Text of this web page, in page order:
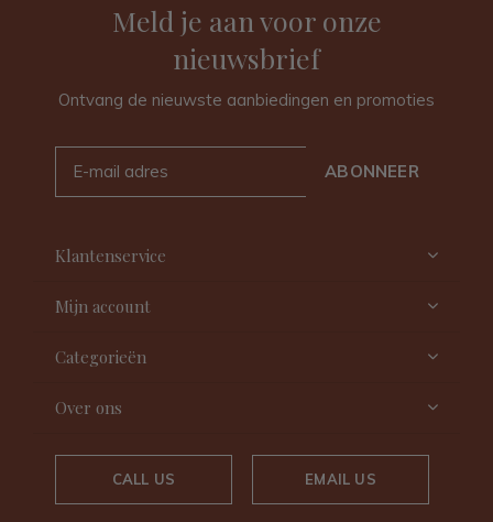
Meld je aan voor onze
nieuwsbrief
Ontvang de nieuwste aanbiedingen en promoties
ABONNEER
Klantenservice
Mijn account
Categorieën
Over ons
CALL US EMAIL US